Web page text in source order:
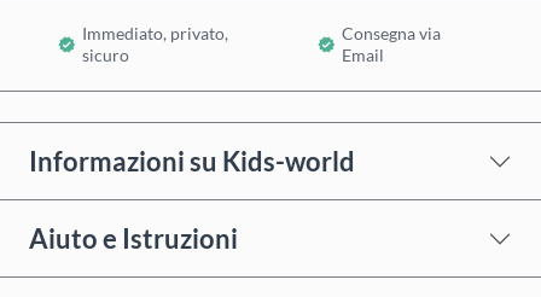
Immediato, privato,
sicuro
Consegna via
Email
Informazioni su Kids-world
Aiuto e Istruzioni